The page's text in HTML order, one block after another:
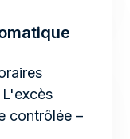
contrôlée –